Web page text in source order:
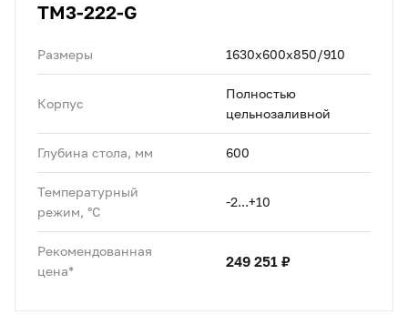
TM3-222-G
Размеры 1630x600x850/910
Корпус
Полностью
цельнозаливной
Глубина стола, мм 600
Температурный
режим, °C
-2...+10
Рекомендованная
цена*
249 251 ₽